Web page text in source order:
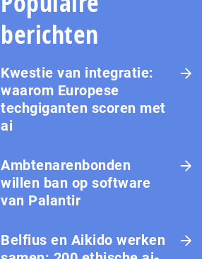
berichten
Kwestie van integratie:
waarom Europese
techgiganten scoren met
ai
Amb­te­na­ren­bon­den
willen ban op software
van Palantir
Belfius en Aikido werken